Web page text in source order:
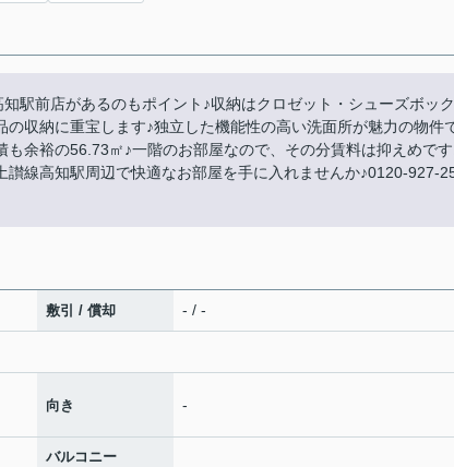
駅前店があるのもポイント♪収納はクロゼット・シューズボック
収納に重宝します♪独立した機能性の高い洗面所が魅力の物件
余裕の56.73㎡♪一階のお部屋なので、その分賃料は抑えめです
線高知駅周辺で快適なお部屋を手に入れませんか♪0120-927-
敷引 / 償却 - / -
向き -
バルコニー